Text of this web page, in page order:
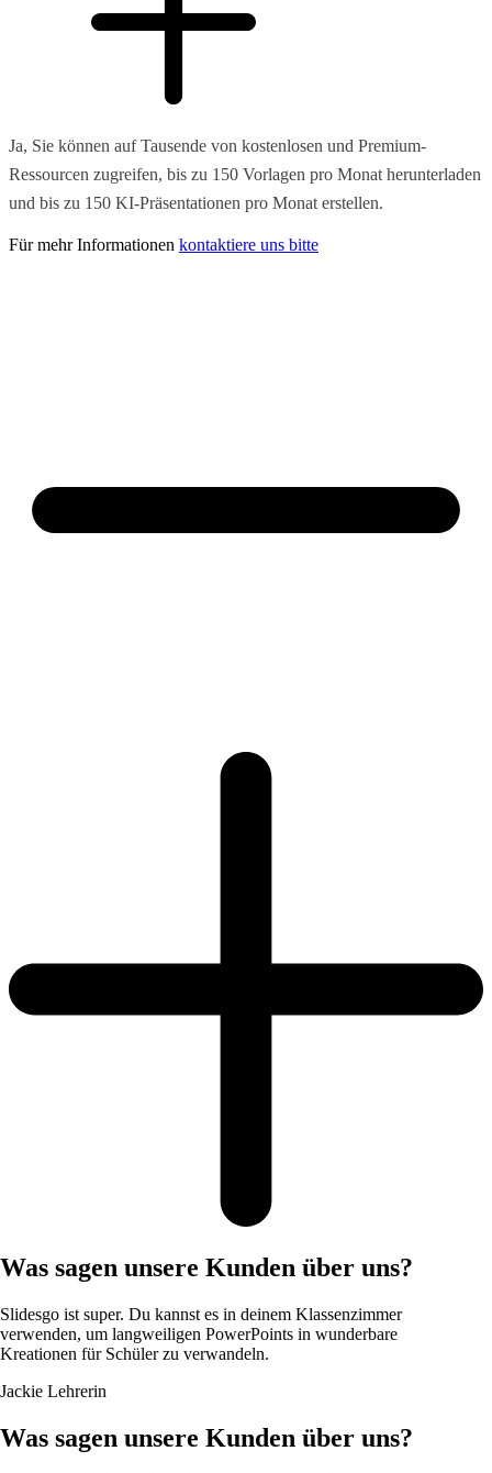
Ja, Sie können auf Tausende von kostenlosen und Premium-
Ressourcen zugreifen, bis zu 150 Vorlagen pro Monat herunterladen
und bis zu 150 KI-Präsentationen pro Monat erstellen.
Für mehr Informationen kontaktiere uns bitte
Was sagen unsere Kunden über uns?
Slidesgo ist super. Du kannst es in deinem Klassenzimmer
verwenden, um langweiligen PowerPoints in wunderbare
Kreationen für Schüler zu verwandeln.
Jackie Lehrerin
Was sagen unsere Kunden über uns?